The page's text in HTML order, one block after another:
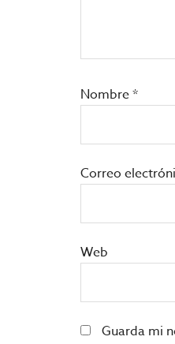
Nombre*
Correo
Web
Guarda mi